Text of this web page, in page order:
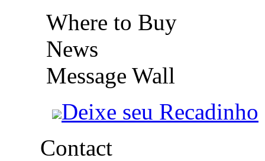
Where to Buy
News
Message Wall
Deixe seu Recadinho
Contact